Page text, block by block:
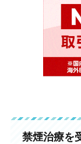
禁煙治療を